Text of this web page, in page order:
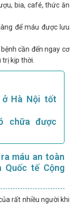
bia, café, thức ăn
để máu được lưu
cần đến ngay cơ
kịp thời.
Hà Nội tốt
chữa được
máu an toàn
Quốc tế Cộng
rất nhiều người khi